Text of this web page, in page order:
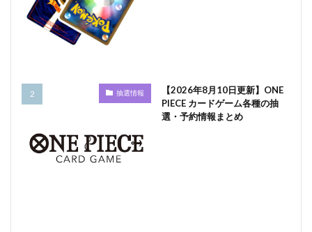
抽選情報
【2026年8月10日更新】ONE
PIECE カードゲーム各種の抽
選・予約情報まとめ